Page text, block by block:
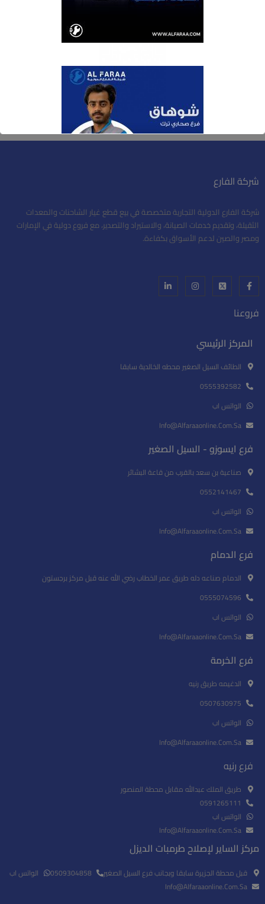
شركة الفارع
شركة الفارع الدولية التجارية متخصصة في بيع قطع غيار الشاحنات والمعدات
الثقيلة، وتقديم خدمات الصيانة، والاستيراد والتصدير، مع فروع دولية في الإمارات
ومصر والصين لدعم الأسواق بكفاءة.
فروعنا
المركز الرئيسي
الطائف السيل الصغير محطه الخالدية سابقا
0555392582
الواتس اب
Info@alfaraaonline.com.sa
فرع ايسوزو - السيل الصغير
صناعية بن سعد بالقرب من قاعة البشائر
0552141467
الواتس اب
Info@alfaraaonline.com.sa
فرع الدمام
الدمام صناعه دله طريق عمر الخطاب رضي الله عنه قبل مركز برجستون
0555074596
الواتس اب
Info@alfaraaonline.com.sa
فرع الخرمة
الدغيمه طريق رنيه
0507630975
الواتس اب
Info@alfaraaonline.com.sa
فرع رنيه
طريق الملك عبدالله مقابل محطة المنصور
0591265111
الواتس اب
Info@alfaraaonline.com.sa
مركز الساير لإصلاح طرمبات الديزل​
قبل محطة الجزيرة سابقا وبجانب فرع السيل الصغير 0509304858
الواتس اب
Info@alfaraaonline.com.sa
This Will Close In16Seconds